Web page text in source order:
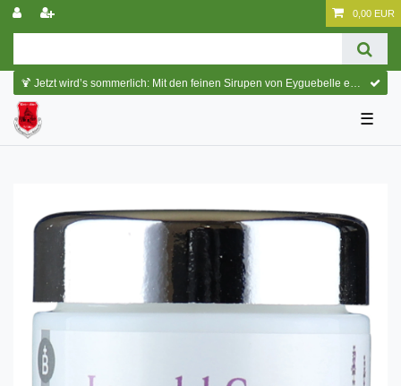
0,00 EUR
🍹 Jetzt wird’s sommerlich: Mit den feinen Sirupen von Eyguebelle entstehen erfrischende Cocktails und köstliche Sommerdrinks.
☰